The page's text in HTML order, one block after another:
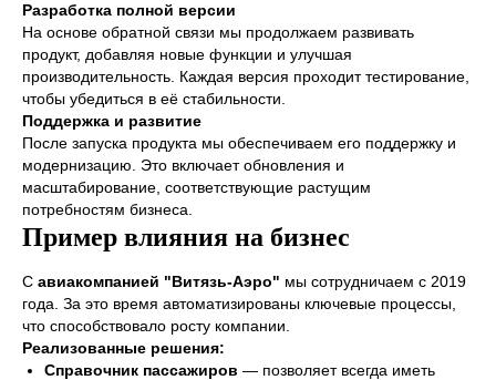
Разработка полной версии
На основе обратной связи мы продолжаем развивать
продукт, добавляя новые функции и улучшая
производительность. Каждая версия проходит тестирование,
чтобы убедиться в её стабильности.
Поддержка и развитие
После запуска продукта мы обеспечиваем его поддержку и
модернизацию. Это включает обновления и
масштабирование, соответствующие растущим
потребностям бизнеса.
Пример влияния на бизнес
С авиакомпанией "Витязь-Аэро" мы сотрудничаем с 2019
года. За это время автоматизированы ключевые процессы,
что способствовало росту компании.
Реализованные решения:
Справочник пассажиров — позволяет всегда иметь